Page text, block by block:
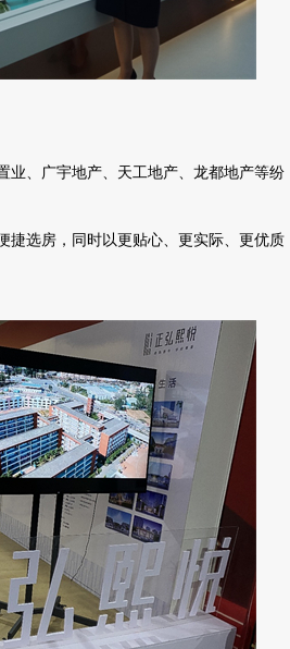
业、广宇地产、天工地产、龙都地产等纷
捷选房，同时以更贴心、更实际、更优质